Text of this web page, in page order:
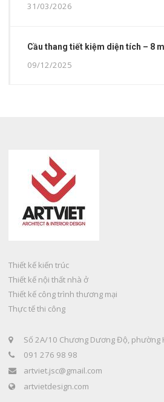
31/03/2026
Cầu thang tiết kiệm diện tích – 8
09/12/2025
Thiết kế kiến trúc
Thiết kế nội thất nhà ở
Thiết kế công trình thương mại
Thực tế thi công
Số 2A/10 Chương Dương Độ, phường
091 276 98 98
artviet.jsc@gmail.com
artvietdesign.com